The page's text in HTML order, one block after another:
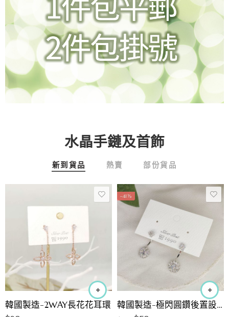
水晶手鏈及首飾
新到貨品 熱賣 部份貨品
韓國製造-2WAY長花花耳環
-41%
韓國製造-極閃圓鑽後置設計耳環